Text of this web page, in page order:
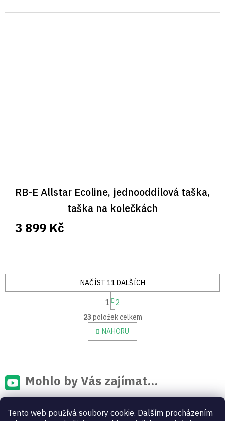
Tento web používá soubory cookie. Dalším procházením
RB-E Allstar Ecoline, jednooddílová taška,
taška na kolečkách
3 899 Kč
O
v
l
á
í
p
r
k
NAČÍST 11 DALŠÍCH
S
t
r
á
n
k
í
1 2
23 položek celkem
NAHORU
Mohlo by Vás zajímat...